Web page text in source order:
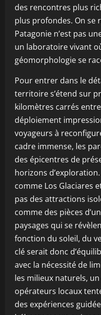
des rencontres plus
plus profondes. On se
Patagonie n’est pas
un laboratoire vivant
géomorphologie se
Pour entrer dans le
territoire s’étend sur
kilomètres carrés
déploiement
voyageurs à
cadre immense, les
des épicentres de
horizons
comme Los Glaciares
pas des attractions
comme des pièces
paysages qui se
fonction du soleil, du
clé serait donc
avec la nécessité de
les milieux naturels,
opérateurs locaux
des expériences